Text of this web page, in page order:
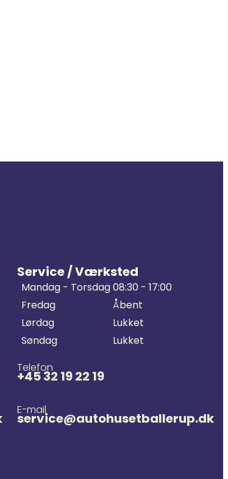
Service / Værksted
Mandag - Torsdag08:30 - 17:00
Fredag
Åbent
Lørdag
Lukket
Søndag
Lukket
Telefon
+45 32 19 22 19
E-mail
service@autohusetballerup.dk